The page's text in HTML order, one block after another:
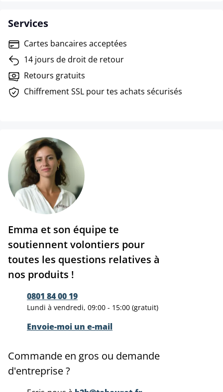
Services
Cartes bancaires acceptées
14 jours de droit de retour
Retours gratuits
Chiffrement SSL pour tes achats sécurisés
Emma et son équipe te
soutiennent volontiers pour
toutes les questions relatives à
nos produits !
0801 84 00 19
Lundi à vendredi, 09:00 - 15:00 (gratuit)
Envoie-moi un e-mail
Commande en gros ou demande
d'entreprise ?